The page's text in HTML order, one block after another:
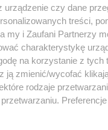
urządzenie czy dane
treści,
my i Zaufani Partnerzy
charakterystykę
na korzystanie z tych
ją zmienić/wycofać
rodzaje